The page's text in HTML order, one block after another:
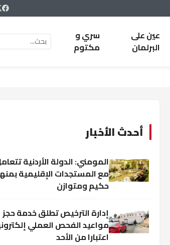
عين على
البرلمان
سري و
مكتوم
أحدث الأخبار
المومني: الدولة الأردنية
مع المستجدات الإقليمية
حكيم ومتوازن
إدارة الترخيص تطلق خدمة حجز
مواعيد الفحص العملي
اعتبارا من الأحد